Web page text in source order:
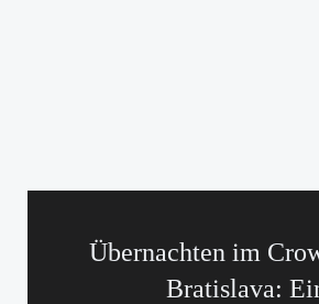
Übernachten im
Bratislava: